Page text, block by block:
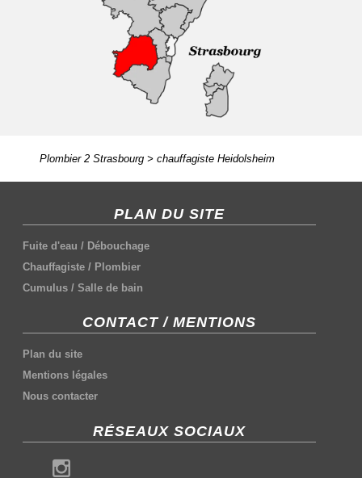
Plombier 2 Strasbourg> chauffagiste Heidolsheim
PLAN DU SITE
Fuite d'eau / Débouchage
Chauffagiste / Plombier
Cumulus /Salle de bain
CONTACT / MENTIONS
Plan du site
Mentions légales
Nous contacter
RÉSEAUX SOCIAUX